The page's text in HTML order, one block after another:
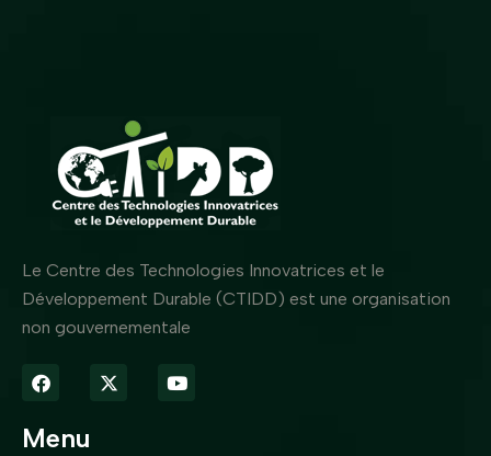
Le Centre des Technologies Innovatrices et le
Développement Durable (CTIDD) est une organisation
non gouvernementale
Menu